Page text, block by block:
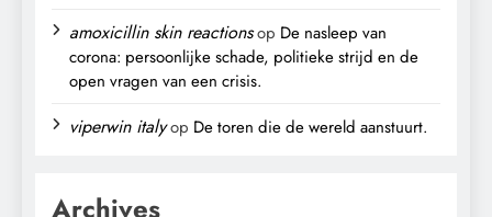
amoxicillin skin reactionsop De nasleep van
corona: persoonlijke schade, politieke strijd en de
open vragen van een crisis.
viperwin italyop De toren die de wereld aanstuurt.
Archives